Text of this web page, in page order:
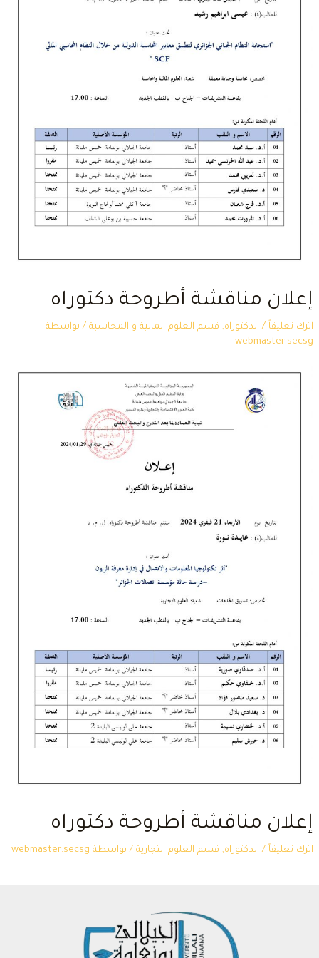
إعلان مناقشة أطروحة دكتوراه
اترك تعليقاً / الدكتوراه, قسم العلوم المالية و المحاسبة/ بواسطة
webmaster.secsg
إعلان مناقشة أطروحة دكتوراه
اترك تعليقاً / الدكتوراه, قسم العلوم التجارية/ بواسطة webmaster.secsg